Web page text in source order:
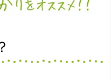
満足出来る買取です。